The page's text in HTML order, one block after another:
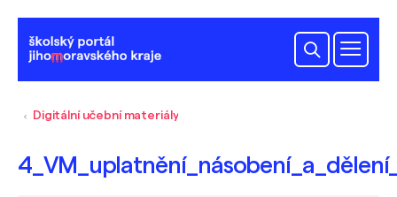
Digitální učební materiály